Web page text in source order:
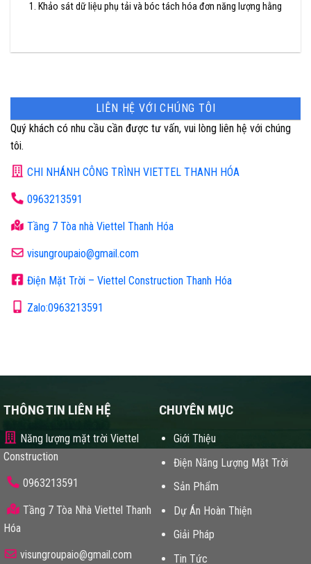
1. Khảo sát dữ liệu phụ tải và bóc tách hóa đơn năng lượng hằng
LIÊN HỆ VỚI CHÚNG TÔI
Quý khách có nhu cầu cần được tư vấn, vui lòng liên hệ với chúng
tôi.
CHI NHÁNH CÔNG TRÌNH VIETTEL THANH HÓA
0963213591
Tầng 7 Tòa nhà Viettel Thanh Hóa
visungroupaio@gmail.com
Điện Mặt Trời – Viettel Construction Thanh Hóa
Zalo:0963213591
THÔNG TIN LIÊN HỆ
Năng lượng mặt trời Viettel
Construction
0963213591
Tầng 7 Tòa Nhà Viettel Thanh
Hóa
visungroupaio@gmail.com
CHUYÊN MỤC
Giới Thiệu
Điện Năng Lượng Mặt Trời
Sản Phẩm
Dự Án Hoàn Thiện
Giải Pháp
Tin Tức